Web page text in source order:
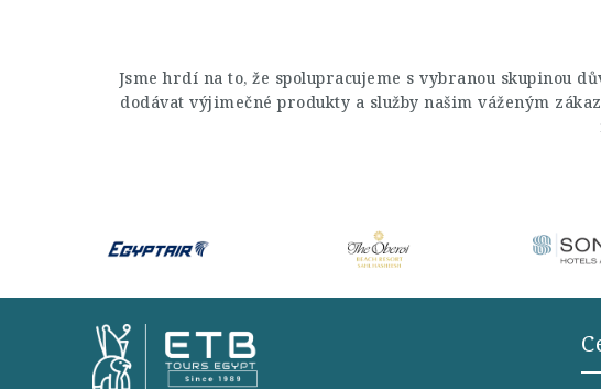
Jsme hrdí na to, že spolupracujeme s vybranou skupinou
dodávat výjimečné produkty a služby našim váženým